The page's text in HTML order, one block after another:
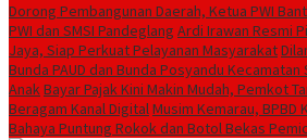
Dorong Pembangunan Daerah, Ketua PWI
PWI dan SMSI Pandeglang Ardi Irawan Resmi
Jaya, Siap Perkuat Pelayanan Masyarakat
Bunda PAUD dan Bunda Posyandu
AnakBayar Pajak Kini Makin Mudah, Pemkot
Beragam Kanal DigitalMusim Kemarau, BPBD
Bahaya Puntung Rokok dan Botol Bekas